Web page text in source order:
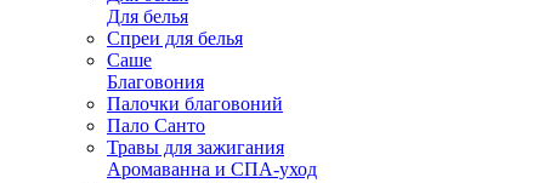
Для белья
Спреи для белья
Саше
Благовония
Палочки благовоний
Пало Санто
Травы для зажигания
Аромаванна и СПА-уход